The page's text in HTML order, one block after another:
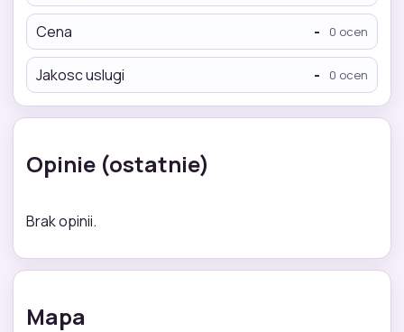
Cena - 0 ocen
Jakosc uslugi - 0 ocen
Opinie (ostatnie)
Brak opinii.
Mapa